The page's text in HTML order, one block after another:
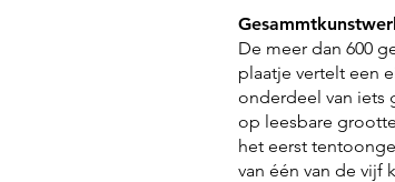
De meer dan 600
plaatje vertelt een
onderdeel van iets
op leesbare
het eerst
van één van de vijf